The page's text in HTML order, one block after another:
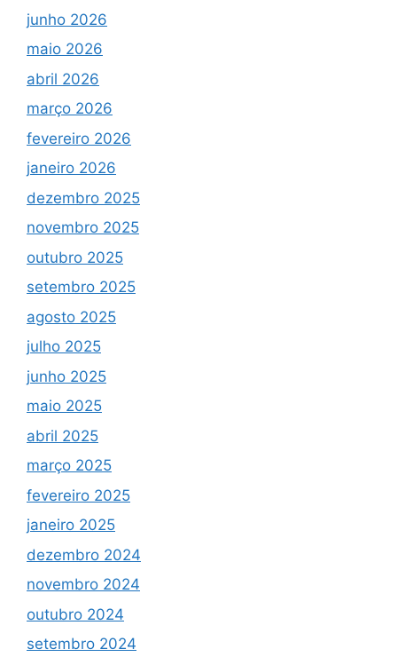
junho 2026
maio 2026
abril 2026
março 2026
fevereiro 2026
janeiro 2026
dezembro 2025
novembro 2025
outubro 2025
setembro 2025
agosto 2025
julho 2025
junho 2025
maio 2025
abril 2025
março 2025
fevereiro 2025
janeiro 2025
dezembro 2024
novembro 2024
outubro 2024
setembro 2024